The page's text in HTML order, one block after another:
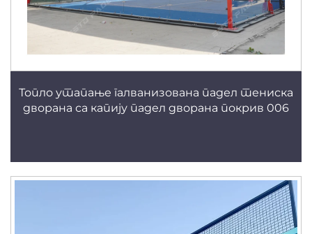
Топло утапање галванизована падел тениска
дворана са капију падел дворана покрив 006